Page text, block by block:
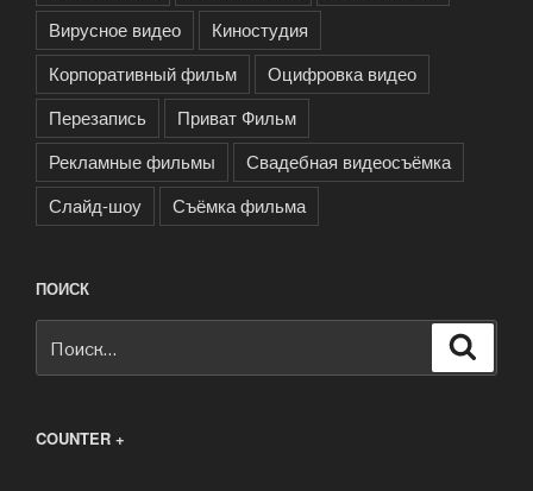
Вирусное видео
Киностудия
Корпоративный фильм
Оцифровка видео
Перезапись
Приват Фильм
Рекламные фильмы
Свадебная видеосъёмка
Слайд-шоу
Съёмка фильма
ПОИСК
COUNTER +